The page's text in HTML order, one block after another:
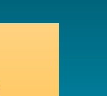
Vai alla pagina